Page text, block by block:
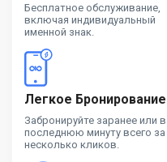
Бесплатное обслуживание,
включая индивидуальный
именной знак.
Легкое Бронирование
Забронируйте заранее или в
последнюю минуту всего за
несколько кликов.